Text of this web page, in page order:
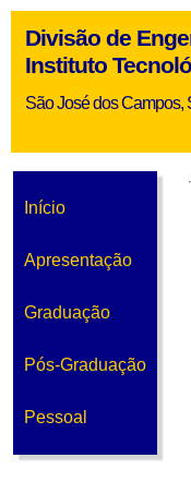
Divisão de
Instituto
São José dos Campos,
Início
Apresentação
Graduação
Pós-Graduação
Pessoal